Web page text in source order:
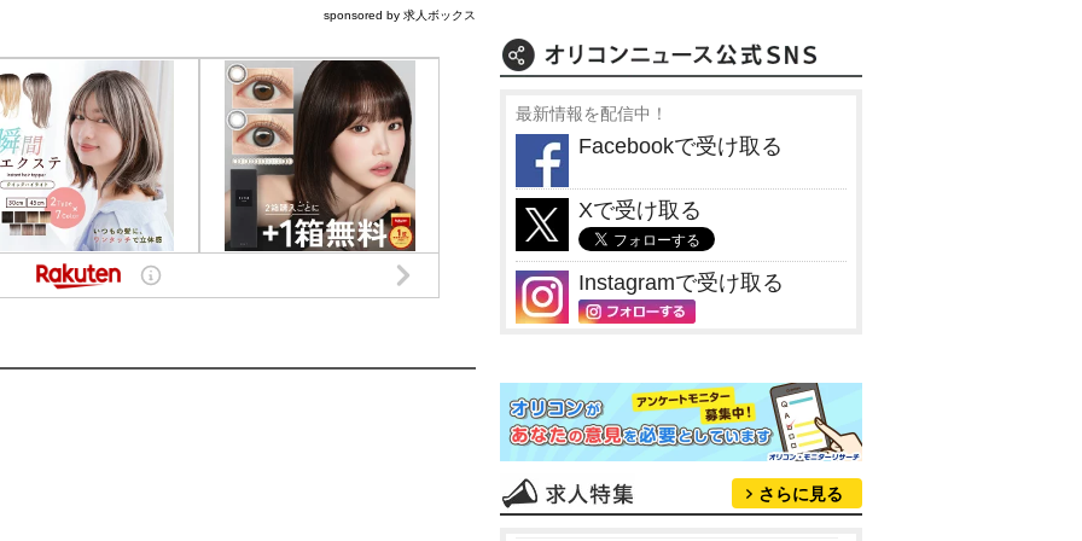
sponsored by 求人ボックス
最新情報を配信中！
Facebookで受け取る
Xで受け取る
Instagramで受け取る
さらに見る